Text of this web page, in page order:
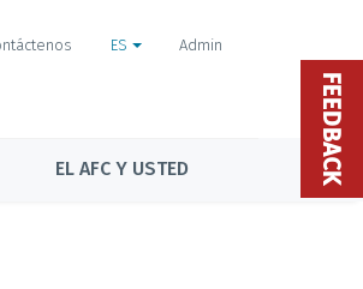
ES Admin
EL AFC Y USTED FEEDBACK